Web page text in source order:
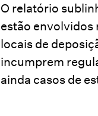
O relatório
estão envolvidos
locais de
incumprem
ainda casos de